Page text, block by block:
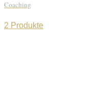
Coaching
2 Produkte